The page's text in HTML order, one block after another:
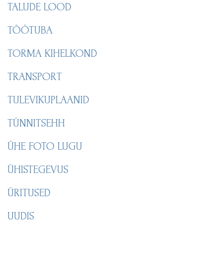
TALUDE LOOD
TÖÖTUBA
TORMA KIHELKOND
TRANSPORT
TULEVIKUPLAANID
TÜNNITSEHH
ÜHE FOTO LUGU
ÜHISTEGEVUS
ÜRITUSED
UUDIS